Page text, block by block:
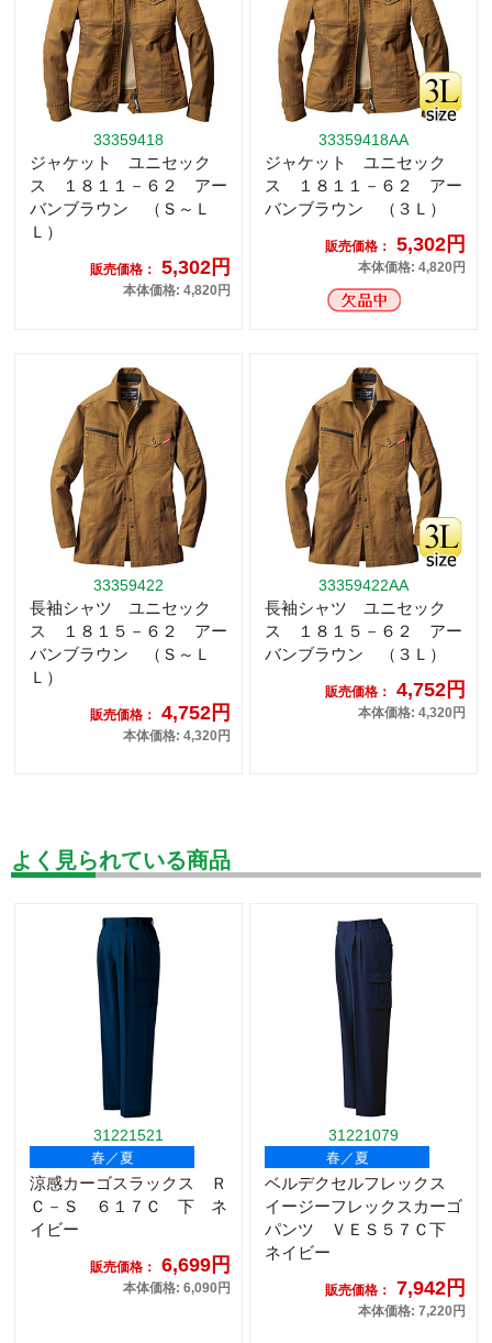
33359418
ジャケット ユニセック
ス １８１１－６２ アー
バンブラウン （Ｓ～Ｌ
Ｌ）
販売価格： 5,302円
本体価格: 4,820円
33359418AA
ジャケット ユニセック
ス １８１１－６２ アー
バンブラウン （３Ｌ）
販売価格： 5,302円
本体価格: 4,820円
33359422
長袖シャツ ユニセック
ス １８１５－６２ アー
バンブラウン （Ｓ～Ｌ
Ｌ）
販売価格： 4,752円
本体価格: 4,320円
33359422AA
長袖シャツ ユニセック
ス １８１５－６２ アー
バンブラウン （３Ｌ）
販売価格： 4,752円
本体価格: 4,320円
よく見られている商品
31221521
春／夏
涼感カーゴスラックス Ｒ
Ｃ－Ｓ ６１７Ｃ 下 ネ
イビー
販売価格： 6,699円
本体価格: 6,090円
31221079
春／夏
ベルデクセルフレックス
イージーフレックスカーゴ
パンツ ＶＥＳ５７Ｃ下
ネイビー
販売価格： 7,942円
本体価格: 7,220円